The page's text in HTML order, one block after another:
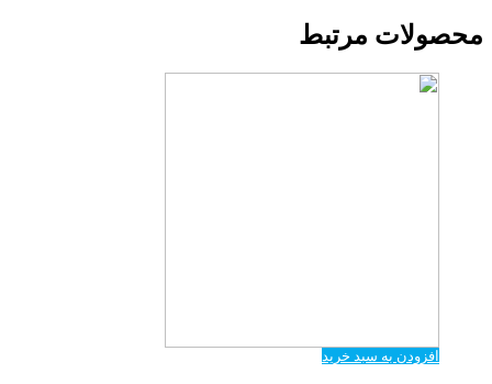
محصولات مرتبط
افزودن به سبد خرید